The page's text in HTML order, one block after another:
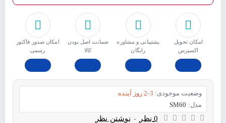
امکان تحویل
اکسپرس
پشتیبانی و مشاوره
رایگان
ﺿﻤﺎﻧﺖ اﺻﻞ ﺑﻮدن
ﮐﺎﻟﺎ
امکان صدور فاکتور
رسمی
وضعیت موجودی: 2-3 روز آینده
مدل: SM60
0 نظر - نوشتن نظر